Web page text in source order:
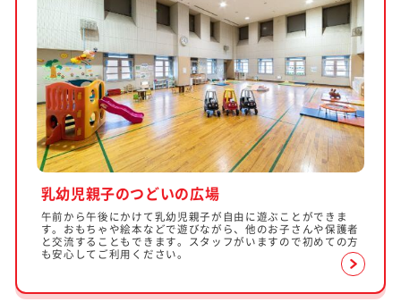
乳幼児親子のつどいの広場
午前から午後にかけて乳幼児親子が自由に遊ぶことができま
す。おもちゃや絵本などで遊びながら、他のお子さんや保護者
と交流することもできます。スタッフがいますので初めての方
も安心してご利用ください。